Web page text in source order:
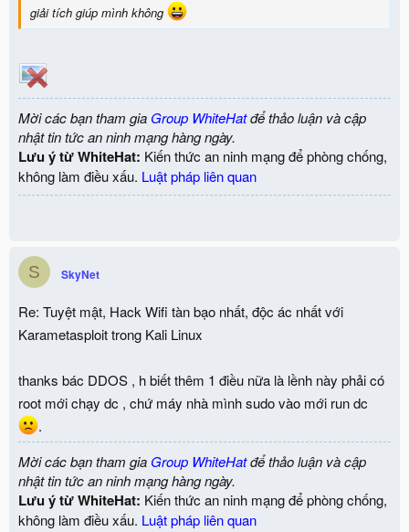
giải tích giúp mình không
Mời các bạn tham gia Group WhiteHatđể thảo luận và cập
nhật tin tức an ninh mạng hàng ngày.
Lưu ý từ WhiteHat: Kiến thức an ninh mạng để phòng chống,
không làm điều xấu. Luật pháp liên quan
S SkyNet
Re: Tuyệt mật, Hack Wifi tàn bạo nhất, độc ác nhất với
Karametasploit trong Kali Linux
thanks bác DDOS , h biết thêm 1 điều nữa là lềnh này phải có
root mới chạy dc , chứ máy nhà mình sudo vào mới run dc
.
Mời các bạn tham gia Group WhiteHatđể thảo luận và cập
nhật tin tức an ninh mạng hàng ngày.
Lưu ý từ WhiteHat: Kiến thức an ninh mạng để phòng chống,
không làm điều xấu. Luật pháp liên quan